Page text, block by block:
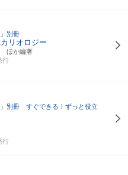
別冊
リオロジー
ほか編著
行
別冊 すぐできる！ずっと役立
行